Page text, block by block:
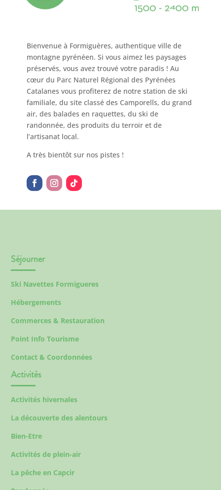
Bienvenue à Formiguères, authentique ville de
montagne pyrénéen. Si vous aimez les paysages
préservés, vous avez trouvé votre paradis ! Au
cœur du Parc Naturel Régional des Pyrénées
Catalanes vous profiterez de notre station de ski
familiale, du site classé des Camporells, du grand
air, des balades en raquettes, du ski de
randonnée, des produits du terroir et de
l’artisanat local.
A très bientôt sur nos pistes !
Séjourner
Ski Navettes Formigueres
Hébergements
Commerces & Restauration
Point Info Tourisme
Contact & Coordonnées
Activités
Activités hivernales
La découverte des alentours
Bien-Etre
Activités de plein-air
La pêche en Capcir